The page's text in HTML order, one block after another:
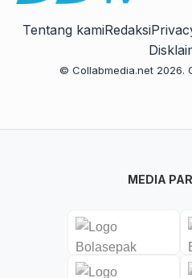
Tentang kamiRedaksi
© Collabmedia.net 2026.
MEDIA